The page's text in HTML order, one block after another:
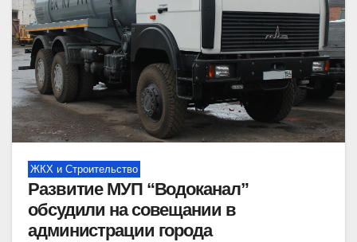
ЖКХ и Строительство
Развитие МУП “Водоканал”
обсудили на совещании в
администрации города